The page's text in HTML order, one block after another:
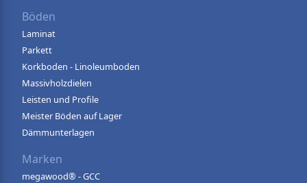
Böden
Laminat
Parkett
Korkboden - Linoleumboden
Massivholzdielen
Leisten und Profile
Meister Böden auf Lager
Dämmunterlagen
Marken
megawood® - GCC